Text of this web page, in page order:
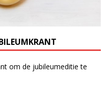
om de jubileumeditie te